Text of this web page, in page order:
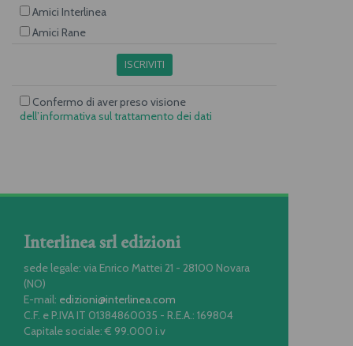
Amici Interlinea
Amici Rane
ISCRIVITI
Confermo di aver preso visione
dell’informativa sul trattamento dei dati
Interlinea srl edizioni
sede legale: via Enrico Mattei 21 - 28100 Novara
(NO)
E-mail: edizioni@interlinea.com
C.F. e P.IVA IT 01384860035 - R.E.A.: 169804
Capitale sociale: € 99.000 i.v